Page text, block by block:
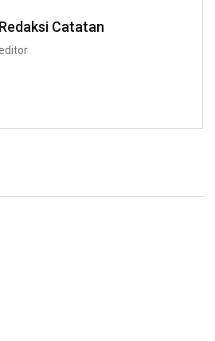
Redaksi Catatan